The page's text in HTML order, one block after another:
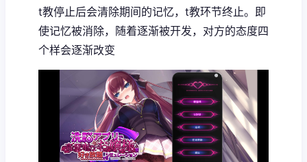
t教停止后会清除期间的记忆，t教环节终止。即
使记忆被消除，随着逐渐被开发，对方的态度四
个样会逐渐改变